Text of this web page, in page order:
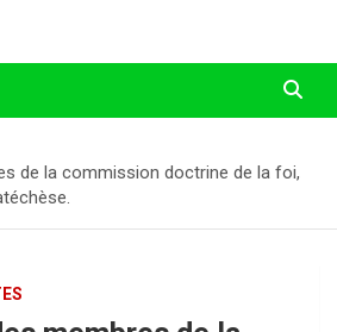
de la commission doctrine de la foi,